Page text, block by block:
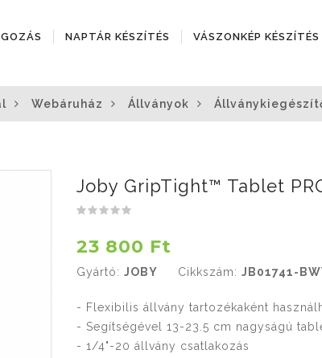
NAPTÁR KÉSZÍTÉS VÁSZONKÉP KÉSZÍTÉS
Webáruház Állványok
Joby GripTight™ Tablet
23 800 Ft
Gyártó: JOBY Cikkszám: JB01741-
- Flexibilis állvány tartozékaként
- Segítségével 13-23.5 cm nagyságú
- 1/4"-20 állvány csatlakozás